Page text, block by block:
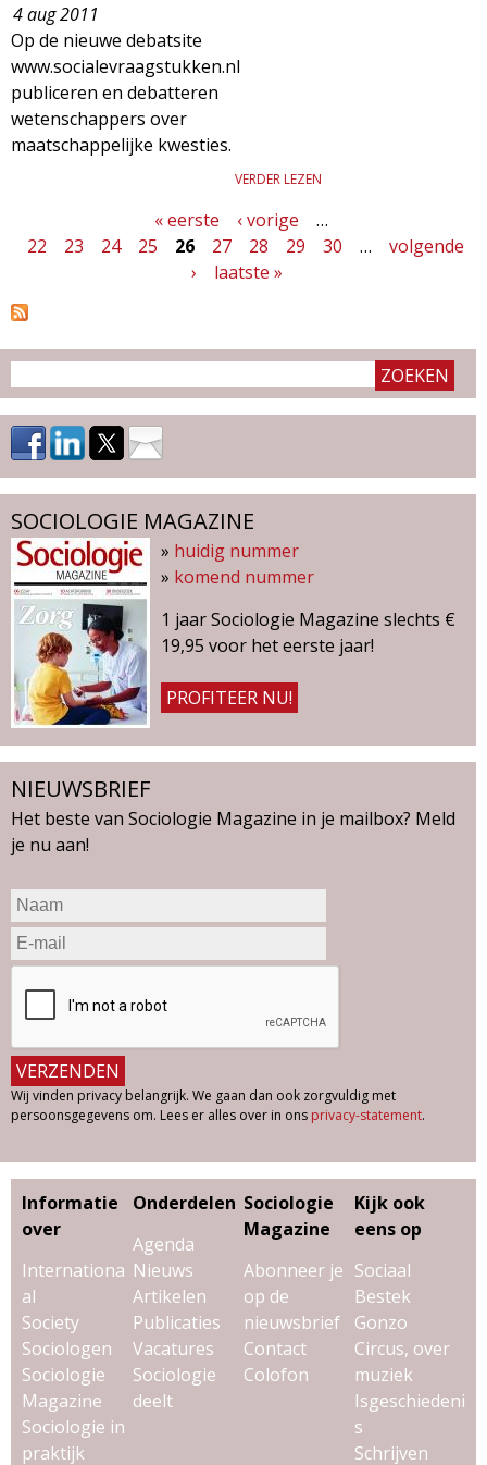
4 aug 2011
Op de nieuwe debatsite
www.socialevraagstukken.nl
publiceren en debatteren
wetenschappers over
maatschappelijke kwesties.
VERDER LEZEN
g
i
n
a
'
s
« eerste ‹ vorige
…
22
23 24 25 26 27 28 29 30 …
volgende
›
laatste »
SOCIOLOGIE MAGAZINE
» huidig nummer
» komend nummer
1 jaar Sociologie Magazine slechts €
19,95 voor het eerste jaar!
PROFITEER NU!
NIEUWSBRIEF
Het beste van Sociologie Magazine in je mailbox? Meld
je nu aan!
Wij vinden privacy belangrijk. We gaan dan ook zorgvuldig met
persoonsgegevens om. Lees er alles over in ons privacy-statement.
Informatie
over
Internationa
al
Society
Sociologen
Sociologie
Magazine
Sociologie in
praktijk
Onderdelen
Agenda
Nieuws
Artikelen
Publicaties
Vacatures
Sociologie
deelt
Sociologie
Magazine
Abonneer je
op de
nieuwsbrief
Contact
Colofon
Kijk ook
eens op
Sociaal
Bestek
Gonzo
Circus, over
muziek
Isgeschiedeni
s
Schrijven